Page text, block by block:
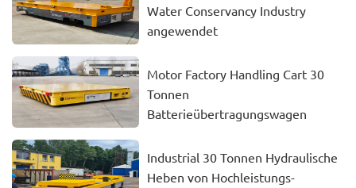
Water Conservancy Industry
angewendet
Motor Factory Handling Cart 30
Tonnen
Batterieübertragungswagen
Industrial 30 Tonnen Hydraulische
Heben von Hochleistungs-